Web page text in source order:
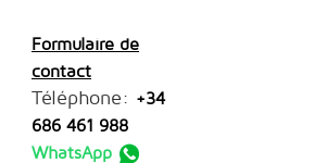
Formulaire de
contact
Téléphone: +34
686 461 988
WhatsApp